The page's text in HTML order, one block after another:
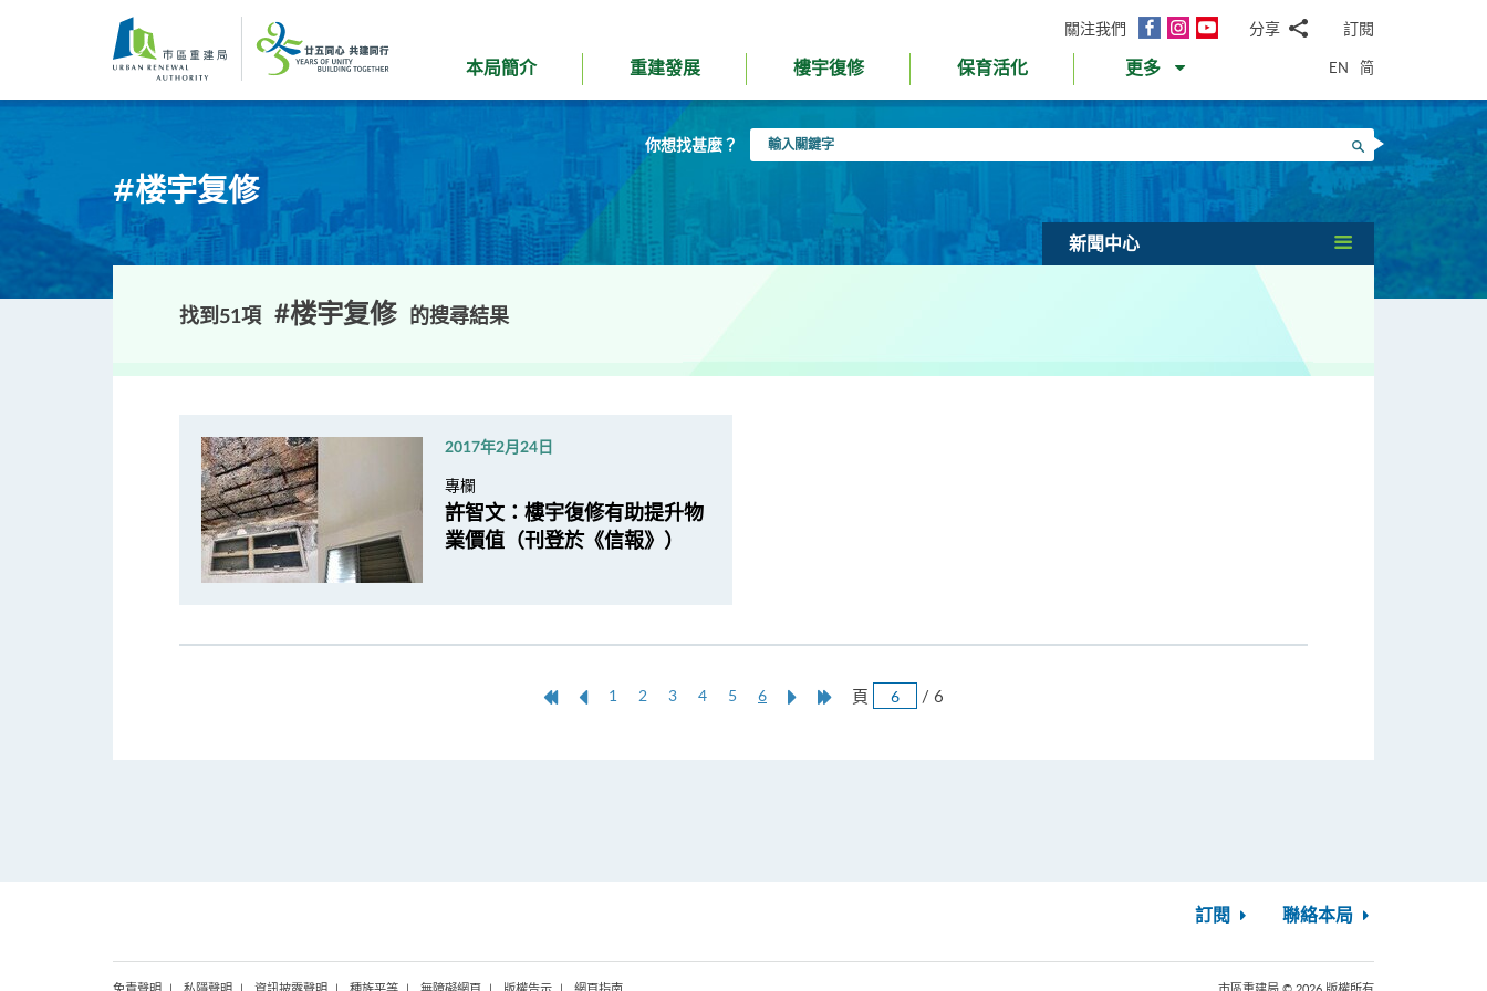
內
關注我們
面
InstagramYouTube分享
郵WhatsApp
微
信
面
書Twitter
LinkedIn
微
博
訂閱
本局簡介 重建發展 樓宇復修 保育活化 更多 EN 简
你想找甚麼？
入
字
搜尋
#楼宇复修
新聞中心
找到51項 #楼宇复修 的搜尋結果
2017年2月24日
專欄
許智文：樓宇復修有助提升物
業價值（刊登於《信報》）
第
上
1 2 3 4 5 6本
NextLast頁 / 6
訂閱 聯絡本局